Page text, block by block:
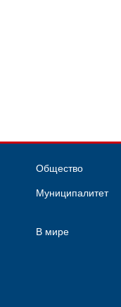
Общество
Муниципалитет
В мире